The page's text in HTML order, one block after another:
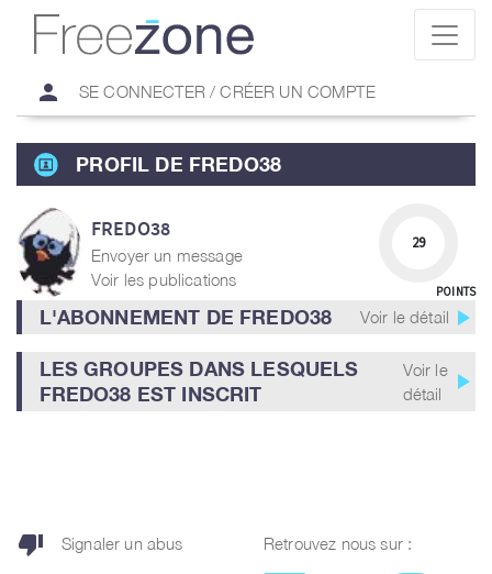
person SE CONNECTER / CRÉER UN COMPTE
PROFIL DE FREDO38
FREDO38
Envoyer un message
Voir les publications
29
POINTS
L'ABONNEMENT DE FREDO38 Voir le détail play_arrow
LES GROUPES DANS LESQUELS
FREDO38 EST INSCRIT
Voir le
détail
play_arrow
thumb_down Signaler un abus Retrouvez nous sur :